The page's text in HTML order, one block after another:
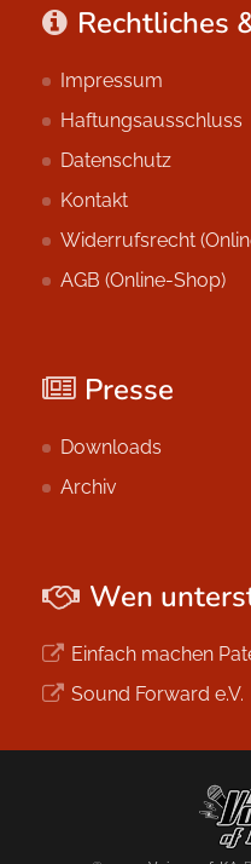
Rechtliches
Impressum
Haftungsausschluss
Datenschutz
Kontakt
Widerrufsrecht
AGB (Online-Shop)
Presse
Downloads
Archiv
Wen
Einfach machen
Sound Forward e.V.